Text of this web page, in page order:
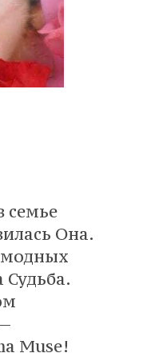
семье
Она.
модных
Muse!